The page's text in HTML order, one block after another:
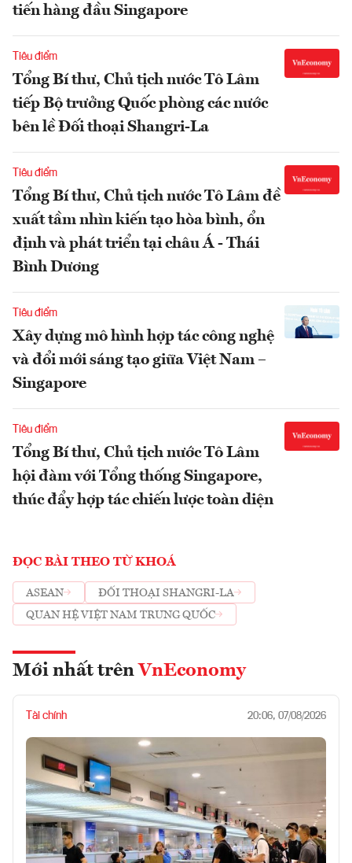
tiến hàng đầu Singapore
Tiêu điểm
Tổng Bí thư, Chủ tịch nước Tô Lâm
tiếp Bộ trưởng Quốc phòng các nước
bên lề Đối thoại Shangri-La
Tiêu điểm
Tổng Bí thư, Chủ tịch nước Tô Lâm đề
xuất tầm nhìn kiến tạo hòa bình, ổn
định và phát triển tại châu Á - Thái
Bình Dương
Tiêu điểm
Xây dựng mô hình hợp tác công nghệ
và đổi mới sáng tạo giữa Việt Nam –
Singapore
Tiêu điểm
Tổng Bí thư, Chủ tịch nước Tô Lâm
hội đàm với Tổng thống Singapore,
thúc đẩy hợp tác chiến lược toàn diện
ĐỌC BÀI THEO TỪ KHOÁ
ASEAN
ĐỐI THOẠI SHANGRI-LA
QUAN HỆ VIỆT NAM TRUNG QUỐC
Mới nhất trên VnEconomy
Tài chính 20:06, 07/08/2026